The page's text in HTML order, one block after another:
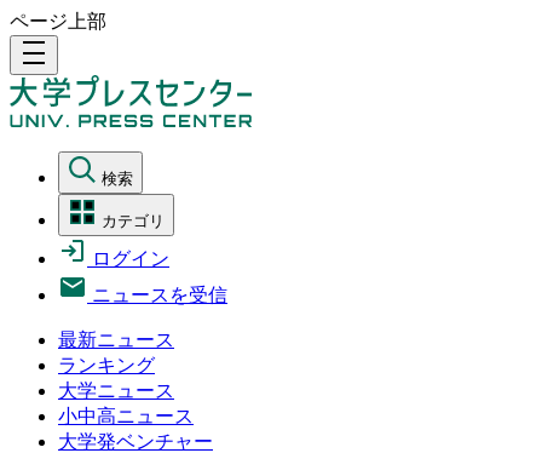
ページ上部
density_medium
検索
カテゴリ
ログイン
ニュースを受信
最新ニュース
ランキング
大学ニュース
小中高ニュース
大学発ベンチャー